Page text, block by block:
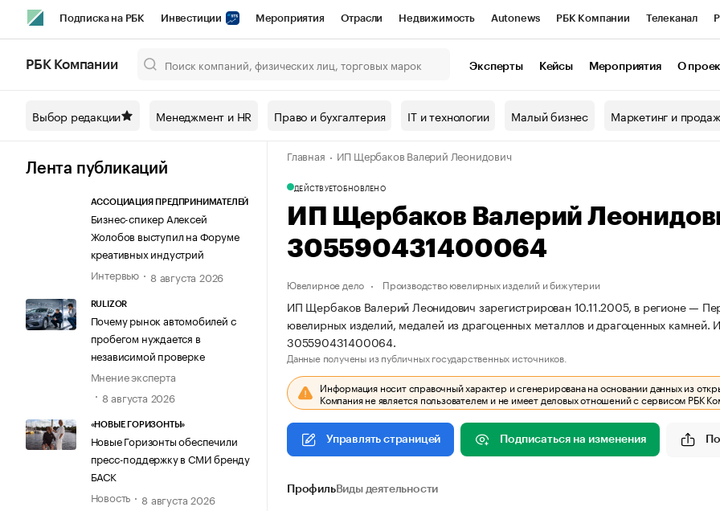
Подписка на РБК Инвестиции Мероприятия Отрасли Недвижимость Autonews РБК Компании Телеканал
Спецпроекты СПб Конференции СПб Спецпроекты Проверка контрагентов
Технологии и медиа Рынок наличной валюты
РБК Компании Эксперты Кейсы Мероприятия О
Выбор редакции Менеджмент и HR Право и бухгалтерия IT и технологии Малый бизнес Маркетинг и
Лента публикаций
АССОЦИАЦИЯ ПРЕДПРИНИМАТЕЛЕЙ
Бизнес-спикер Алексей
Жолобов выступил на Форуме
креативных индустрий
Интервью
8 августа 2026
RULIZOR
Почему рынок автомобилей с
пробегом нуждается в
независимой проверке
Мнение эксперта
8 августа 2026
«НОВЫЕ ГОРИЗОНТЫ»
Новые Горизонты обеспечили
пресс-поддержку в СМИ бренду
БАСК
Новость
8 августа 2026
Главная ИП Щербаков Валерий Леонидович
ДЕЙСТВУЕТОБНОВЛЕНО
ИП Щербаков Валерий
305590431400064
Ювелирное дело Производство ювелирных изделий и бижутерии
ИП Щербаков Валерий Леонидович зарегистрирован 10.11.2005, в регионе —
ювелирных изделий, медалей из драгоценных металлов и драгоценных
305590431400064.
Данные получены из публичных государственных источников.
Информация носит справочный характер и сгенерирована на основании данных из
Компания не является пользователем и не имеет деловых отношений с сервисом РБК
Управлять страницей Подписаться на изменения
ПрофильВиды деятельности